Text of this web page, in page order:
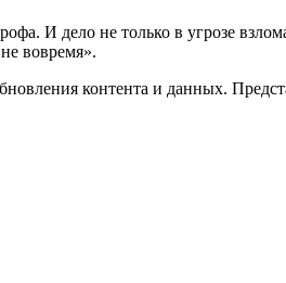
И дело не только в угрозе
вовремя».
контента и данных.